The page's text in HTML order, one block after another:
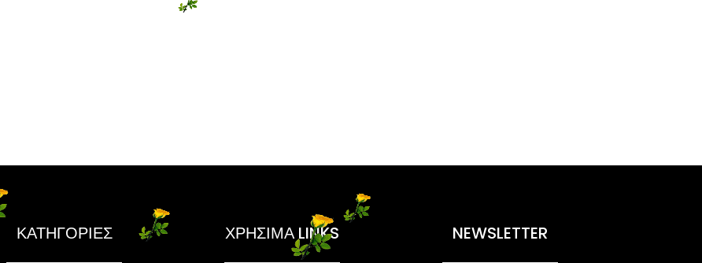
ΚΑΤΗΓΟΡΙΕΣ ΧΡΗΣΙΜΑ LINKS NEWSLETTER